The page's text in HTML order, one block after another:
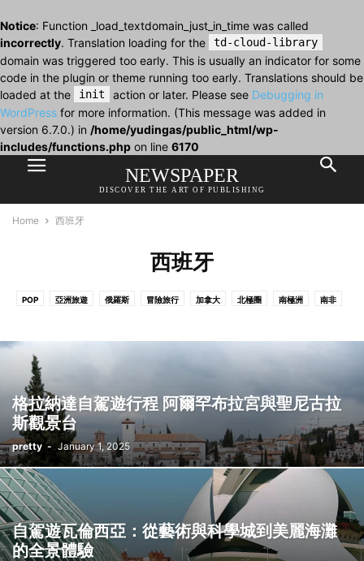
Notice: Function _load_textdomain_just_in_time was called
incorrectly. Translation loading for the td-cloud-library
domain was triggered too early. This is usually an indicator for some
code in the plugin or theme running too early. Translations should be
loaded at the
init action or later. Please see Debugging in
WordPress for more information. (This message was added in
version 6.7.0.) in /home/yudingas/public_html/wp-
includes/functions.php on line 6170
NEWSPAPER
DISCOVER THE ART OF PUBLISHING
Home 西班牙
西班牙
POP 亞洲旅遊 俄羅斯 冒險旅行 加拿大 北極圈 南極洲 南非
新西蘭 日本 歐洲 歐洲旅遊 比利時 法國 泰國 澳大利亞
澳門
格拉納達自駕遊行程 阿爾罕布拉宮與聖尼古拉
斯觀景台
pretty - January 1, 2025
自駕遊瓦倫西亞：從藝術與科學城到美麗海灘
的全景體驗